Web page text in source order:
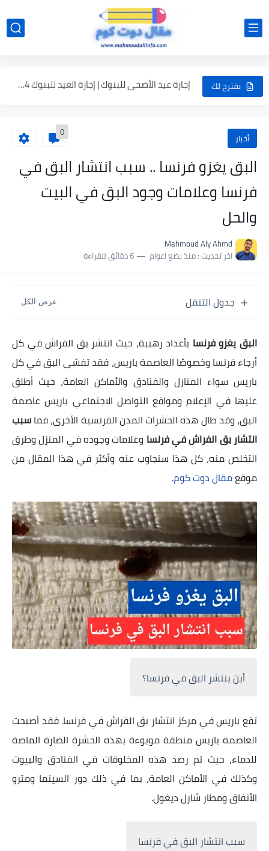
نقترح لك
لماذا الشبع كارثة صحية؟
ما معنى تتلظى؟ أفضل طريقة تعرف بها معنى أي كلمة...
اجازة العيد الأضحى للقطاع الخاص والحكومي | إجازة العيد الأضحى...
أخبار 0
البق يغزو فرنسا .. سبب انتشار البق في
فرنسا وعلامات وجود البق في البيت
والحل
Mahmoud Aly Ahmd
اخر تحديث :منذ بضع اعوام 6 دقائق للقراءة
جدول التنقل
البق يغزو فرنسا بأعداد رهيبة، حيث انتشر بق الفراش في كل
أرجاء فرنسا وخصوصًا العاصمة باريس، فقد تفشى البق في كل
باريس سواء المنازل والفنادق والأماكن العامة، حيث أطلق
عليها في الإعلام ومواقع التواصل الاجتماعي باريس عاصمة
البق، وقد طال هذه الحشرات المدن الفرنسية الأخرى، فماسبب
انتشار بق الفراش في فرنسا وعلامات وجوده في المنزل وطرق
التخلص منه، كل هذا سنجاوب عنه وأكثر في هذا المقال من
موقعمقال دوت كوم.
أين ينتشر البق في فرنسا؟
تقع باريس في مركز انتشار بق الفراش في فرنسا. فقد أصبحت
العاصمة باريس منطقة موبوءة بهذه الحشرة الضارة الماصة
للدماء، حيث تم رصد هذه المخلوقات في الفنادق والبيوت
وكذلك في الأماكن العامة، بما في ذلك دور السينما ومترو
الأنفاق ومطار شارل ديغول.
سبب انتشار البق في فرنسا